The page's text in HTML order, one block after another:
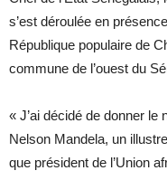
s’est déroulée en
République populaire de
commune de l’ouest du
« J’ai décidé de donner le
Nelson Mandela, un
que président de l’Union